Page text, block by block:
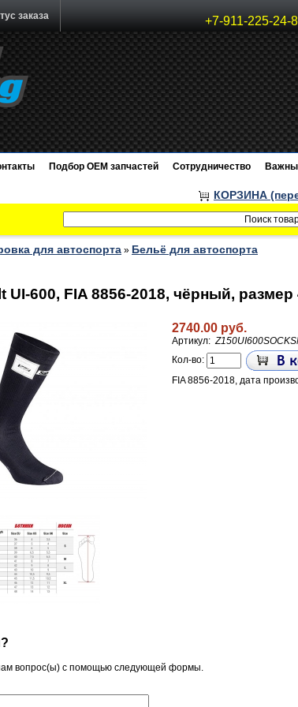
заказа +7-911-225-24-
Подбор OEM запчастей Сотрудничество
КОРЗИНА
для автоспорта » Бельё для автоспорта
UI-600, FIA 8856-2018, чёрный, размер
2740.00 руб.
Артикул:
Кол-во:
FIA 8856-2018, дата
вопрос(ы) с помощью следующей формы.